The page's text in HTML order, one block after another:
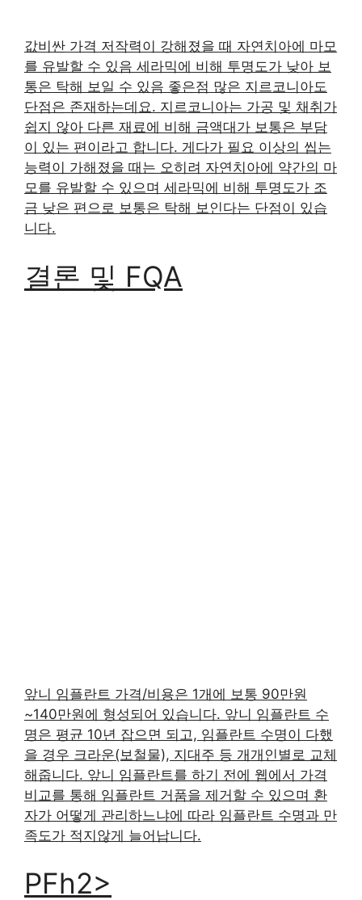
값비싼 가격 저작력이 강해졌을 때 자연치아에 마모
를 유발할 수 있음 세라믹에 비해 투명도가 낮아 보
통은 탁해 보일 수 있음 좋은점 많은 지르코니아도
단점은 존재하는데요. 지르코니아는 가공 및 채취가
쉽지 않아 다른 재료에 비해 금액대가 보통은 부담
이 있는 편이라고 합니다. 게다가 필요 이상의 씹는
능력이 가해졌을 때는 오히려 자연치아에 약간의 마
모를 유발할 수 있으며 세라믹에 비해 투명도가 조
금 낮은 편으로 보통은 탁해 보인다는 단점이 있습
니다.
결론 및 FQA
앞니 임플란트 가격/비용은 1개에 보통 90만원
~140만원에 형성되어 있습니다. 앞니 임플란트 수
명은 평균 10년 잡으면 되고, 임플란트 수명이 다했
을 경우 크라운(보철물), 지대주 등 개개인별로 교체
해줍니다. 앞니 임플란트를 하기 전에 웹에서 가격
비교를 통해 임플란트 거품을 제거할 수 있으며 환
자가 어떻게 관리하느냐에 따라 임플란트 수명과 만
족도가 적지않게 늘어납니다.
PFh2>